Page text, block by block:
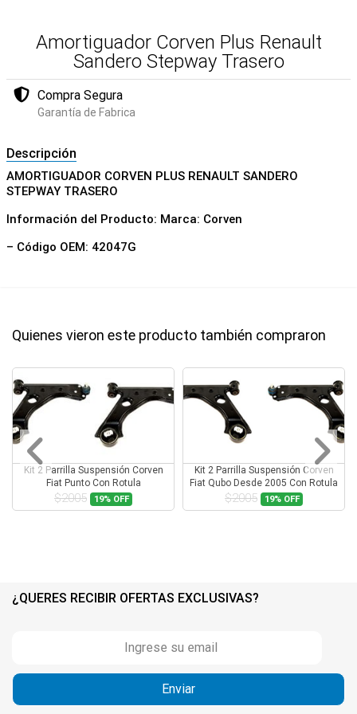
Amortiguador Corven Plus Renault
Sandero Stepway Trasero
Compra Segura
Garantía de Fabrica
Descripción
AMORTIGUADOR CORVEN PLUS RENAULT SANDERO
STEPWAY TRASERO
Información del Producto: Marca: Corven
– Código OEM: 42047G
Quienes vieron este producto también compraron
Kit 2 Parrilla Suspensión Corven
Fiat Punto Con Rotula
$2005 19% OFF
Kit 2 Parrilla Suspensión Corven
Fiat Qubo Desde 2005 Con Rotula
$2005 19% OFF
¿QUERES RECIBIR OFERTAS EXCLUSIVAS?